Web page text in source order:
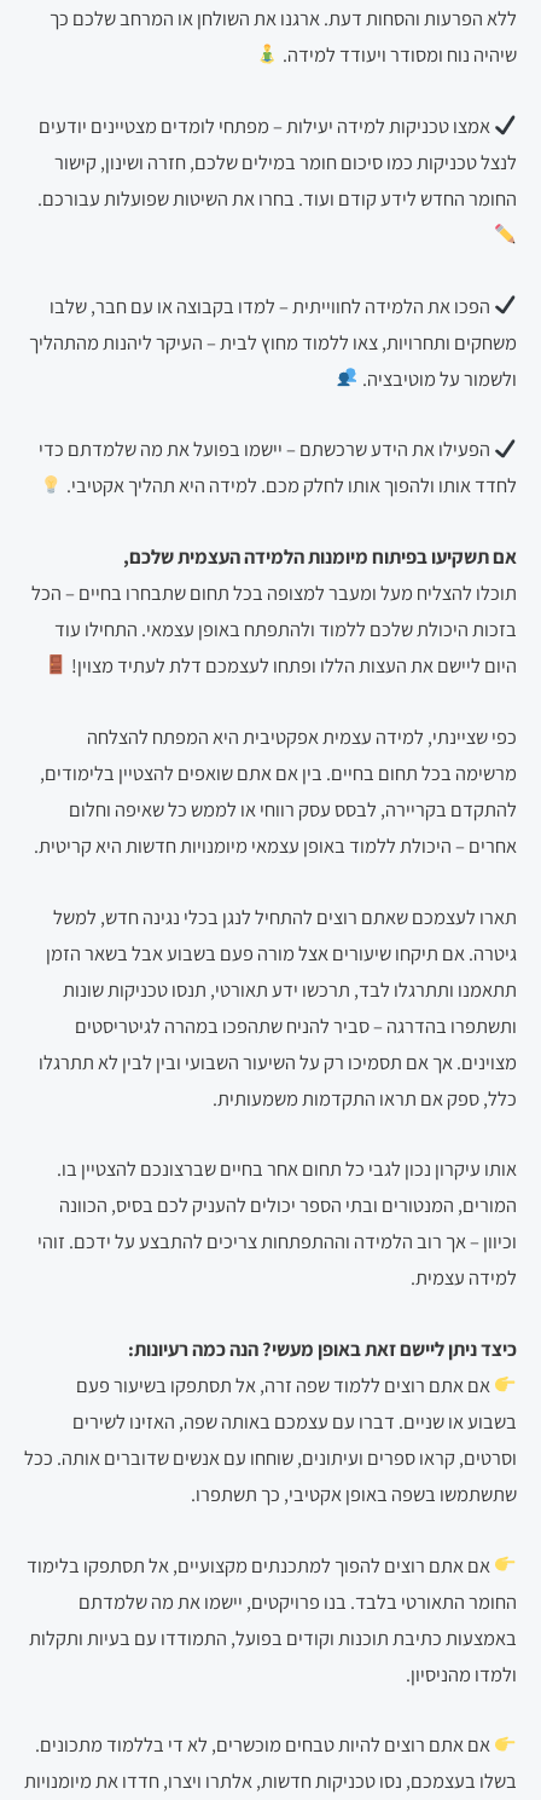
ללא הפרעות והסחות דעת. ארגנו את השולחן או המרחב שלכם כך
שיהיה נוח ומסודר ויעודד למידה.
אמצו טכניקות למידה יעילות – מפתחי לומדים מצטיינים יודעים
לנצל טכניקות כמו סיכום חומר במילים שלכם, חזרה ושינון, קישור
החומר החדש לידע קודם ועוד. בחרו את השיטות שפועלות עבורכם.
הפכו את הלמידה לחווייתית – למדו בקבוצה או עם חבר, שלבו
משחקים ותחרויות, צאו ללמוד מחוץ לבית – העיקר ליהנות מהתהליך
ולשמור על מוטיבציה.
הפעילו את הידע שרכשתם – יישמו בפועל את מה שלמדתם כדי
לחדד אותו ולהפוך אותו לחלק מכם. למידה היא תהליך אקטיבי.
אם תשקיעו בפיתוח מיומנות הלמידה העצמית שלכם,
תוכלו להצליח מעל ומעבר למצופה בכל תחום שתבחרו בחיים – הכל
בזכות היכולת שלכם ללמוד ולהתפתח באופן עצמאי. התחילו עוד
היום ליישם את העצות הללו ופתחו לעצמכם דלת לעתיד מצוין!
כפי שציינתי, למידה עצמית אפקטיבית היא המפתח להצלחה
מרשימה בכל תחום בחיים. בין אם אתם שואפים להצטיין בלימודים,
להתקדם בקריירה, לבסס עסק רווחי או לממש כל שאיפה וחלום
אחרים – היכולת ללמוד באופן עצמאי מיומנויות חדשות היא קריטית.
תארו לעצמכם שאתם רוצים להתחיל לנגן בכלי נגינה חדש, למשל
גיטרה. אם תיקחו שיעורים אצל מורה פעם בשבוע אבל בשאר הזמן
תתאמנו ותתרגלו לבד, תרכשו ידע תאורטי, תנסו טכניקות שונות
ותשתפרו בהדרגה – סביר להניח שתהפכו במהרה לגיטריסטים
מצוינים. אך אם תסמיכו רק על השיעור השבועי ובין לבין לא תתרגלו
כלל, ספק אם תראו התקדמות משמעותית.
אותו עיקרון נכון לגבי כל תחום אחר בחיים שברצונכם להצטיין בו.
המורים, המנטורים ובתי הספר יכולים להעניק לכם בסיס, הכוונה
וכיוון – אך רוב הלמידה וההתפתחות צריכים להתבצע על ידכם. זוהי
למידה עצמית.
כיצד ניתן ליישם זאת באופן מעשי? הנה כמה רעיונות:
אם אתם רוצים ללמוד שפה זרה, אל תסתפקו בשיעור פעם
בשבוע או שניים. דברו עם עצמכם באותה שפה, האזינו לשירים
וסרטים, קראו ספרים ועיתונים, שוחחו עם אנשים שדוברים אותה. ככל
שתשתמשו בשפה באופן אקטיבי, כך תשתפרו.
אם אתם רוצים להפוך למתכנתים מקצועיים, אל תסתפקו בלימוד
החומר התאורטי בלבד. בנו פרויקטים, יישמו את מה שלמדתם
באמצעות כתיבת תוכנות וקודים בפועל, התמודדו עם בעיות ותקלות
ולמדו מהניסיון.
אם אתם רוצים להיות טבחים מוכשרים, לא די בללמוד מתכונים.
בשלו בעצמכם, נסו טכניקות חדשות, אלתרו ויצרו, חדדו את מיומנויות